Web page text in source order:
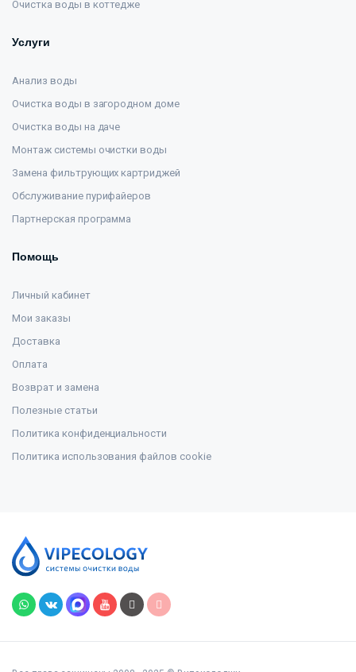
Очистка воды в коттедже
Услуги
Анализ воды
Очистка воды в загородном доме
Очистка воды на даче
Монтаж системы очистки воды
Замена фильтрующих картриджей
Обслуживание пурифайеров
Партнерская программа
Помощь
Личный кабинет
Мои заказы
Доставка
Оплата
Возврат и замена
Полезные статьи
Политика конфиденциальности
Политика использования файлов cookie